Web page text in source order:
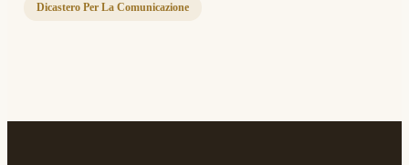
Dicastero Per La Comunicazione